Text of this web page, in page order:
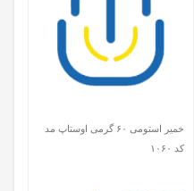
خمیر استومی ۶۰ گرمی اوستاپ مد
کد ۱۰۶۰